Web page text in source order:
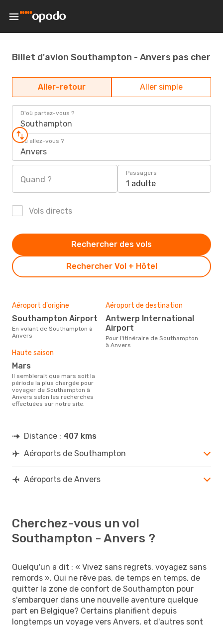
Billet d'avion Southampton - Anvers pas cher
Aller-retour Aller simple
D'où partez-vous ?
Southampton
Où allez-vous ?
Anvers
Quand ?
Passagers
1 adulte
Vols directs
Rechercher Vol + Hôtel
Rechercher des vols
Aéroport d'origine
Southampton Airport
En volant de Southampton à
Anvers
Aéroport de destination
Antwerp International
Airport
Pour l'itinéraire de Southampton
à Anvers
Haute saison
mars
Il semblerait que mars soit la
période la plus chargée pour
voyager de Southampton à
Anvers selon les recherches
effectuées sur notre site.
Distance : 407 kms
Aéroports de Southampton
Aéroports de Anvers
Cherchez-vous un vol
Southampton - Anvers ?
Quelqu'un a dit : « Vivez sans regrets, voyagez sans
remords ». Qui ne rêve pas, de temps en temps, de
quitter la zone de confort de Southampton pour
s'embarquer dans une nouvelle aventure quelque
part en Belgique? Certains planifient depuis
longtemps un voyage vers Anvers, et d'autres sont